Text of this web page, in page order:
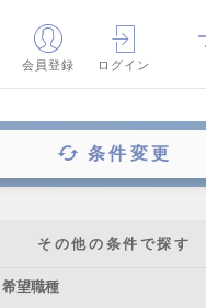
会員登録 ログイン
条件変更
その他の条件で探す
希望職種